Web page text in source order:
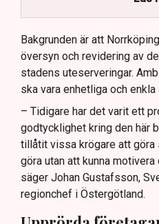
Kommunen vill skapa
uteserveringar.
Lindas Kula ställer in
sommaren.
Bakgrunden är att
översyn och revidering av
stadens uteserveringar.
ska vara enhetliga och
– Tidigare har det varit ett
godtycklighet kring den här
tillåtit vissa krögare att göra
göra utan att kunna
säger Johan Gustafsson,
regionchef i Östergötland.